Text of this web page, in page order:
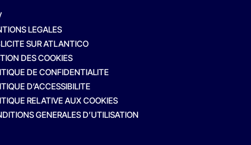
LEGALES
SUR ATLANTICO
DES COOKIES
DE CONFIDENTIALITE
D’ACCESSIBILITE
RELATIVE AUX COOKIES
GENERALES D’UTILISATION